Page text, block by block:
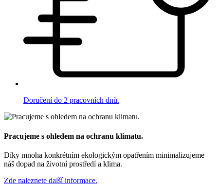
Doručení do 2 pracovních dnů.
Pracujeme s ohledem na ochranu klimatu.
Díky mnoha konkrétním ekologickým opatřením minimalizujeme
náš dopad na životní prostředí a klima.
Zde naleznete další informace.